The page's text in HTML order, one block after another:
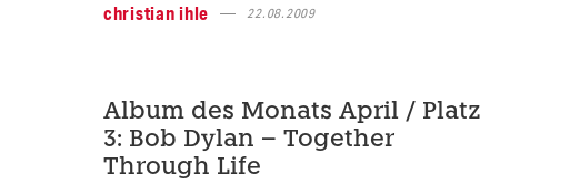
christian ihle
22.08.2009
Album des Monats April / Platz
3: Bob Dylan – Together
Through Life